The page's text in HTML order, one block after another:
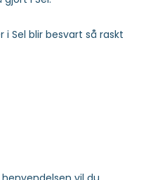
i Sel blir besvart så raskt